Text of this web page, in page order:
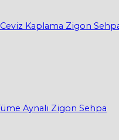
Kaplama Zigon
Aynalı Zigon Sehpa